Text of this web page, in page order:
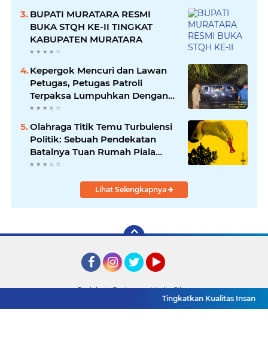
BUPATI MURATARA RESMI
BUKA STQH KE-II TINGKAT
KABUPATEN MURATARA
Kepergok Mencuri dan Lawan
Petugas, Petugas Patroli
Terpaksa Lumpuhkan Dengan
Peluru Karet
Olahraga Titik Temu Turbulensi
Politik: Sebuah Pendekatan
Batalnya Tuan Rumah Piala
Dunia U-20
Lihat Selengkapnya
Redaksi
Pedoman Media Siber
Tingkatkan Kualitas Insan Pers,
2026 Detik TV Sumsel